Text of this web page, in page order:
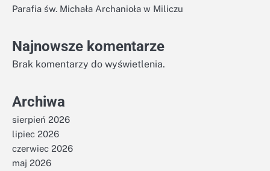
Parafia św. Michała Archanioła w Miliczu
Najnowsze komentarze
Brak komentarzy do wyświetlenia.
Archiwa
sierpień 2026
lipiec 2026
czerwiec 2026
maj 2026